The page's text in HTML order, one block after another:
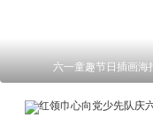
六一童趣节日插画海